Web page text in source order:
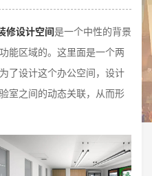
修设计空间是一个中性的背景
能区域的。这里面是一个两
了设计这个办公空间，设计
室之间的动态关联，从而形